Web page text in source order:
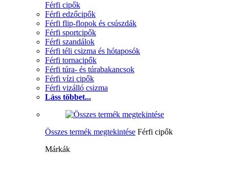
Férfi cipők
Férfi edzőcipők
Férfi flip-flopok és csúszdák
Férfi sportcipők
Férfi szandálok
Férfi téli csizma és hótaposók
Férfi tornacipők
Férfi túra- és túrabakancsok
Férfi vízi cipők
Férfi vizálló csizma
Láss többet...
Összes termék megtekintése Férfi cipők
Márkák